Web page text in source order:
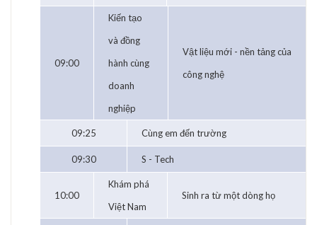
09:00
Kiến tạo
và đồng
hành cùng
doanh
nghiệp
Vật liệu mới - nền tảng của
công nghệ
09:25 Cùng em đến trường
09:30 S - Tech
10:00
Khám phá
Việt Nam
Sinh ra từ một dòng họ